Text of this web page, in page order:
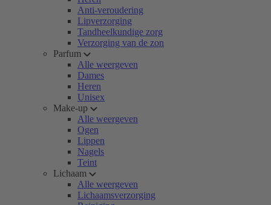
Anti-veroudering
Lipverzorging
Tandheelkundige zorg
Verzorging van de zon
Parfum
Alle weergeven
Dames
Heren
Unisex
Make-up
Alle weergeven
Ogen
Lippen
Nagels
Teint
Lichaam
Alle weergeven
Lichaamsverzorging